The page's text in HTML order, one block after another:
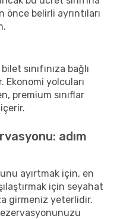
belirli ayrıntıları
sınıfınıza bağlı
Ekonomi yolcuları
premium sınıflar
adım
ayırtmak için, en
için seyahat
girmeniz yeterlidir.